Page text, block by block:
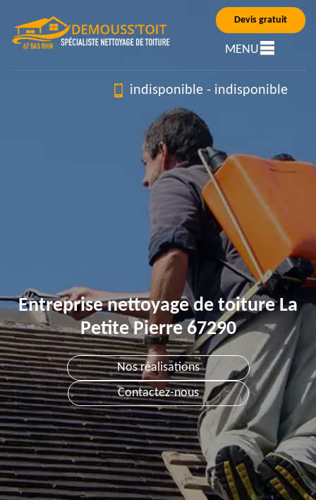
Devis gratuit
MENU
indisponible - indisponible
Entreprise nettoyage de toiture La
Petite Pierre 67290
Nos réalisations
Contactez-nous